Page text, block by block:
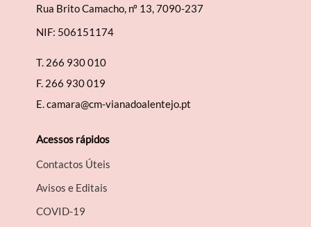
Rua Brito Camacho, nº 13, 7090-237
NIF: 506151174
T. 266 930 010
F. 266 930 019
E.camara@cm-vianadoalentejo.pt
Acessos rápidos
Contactos Úteis
Avisos e Editais
COVID-19